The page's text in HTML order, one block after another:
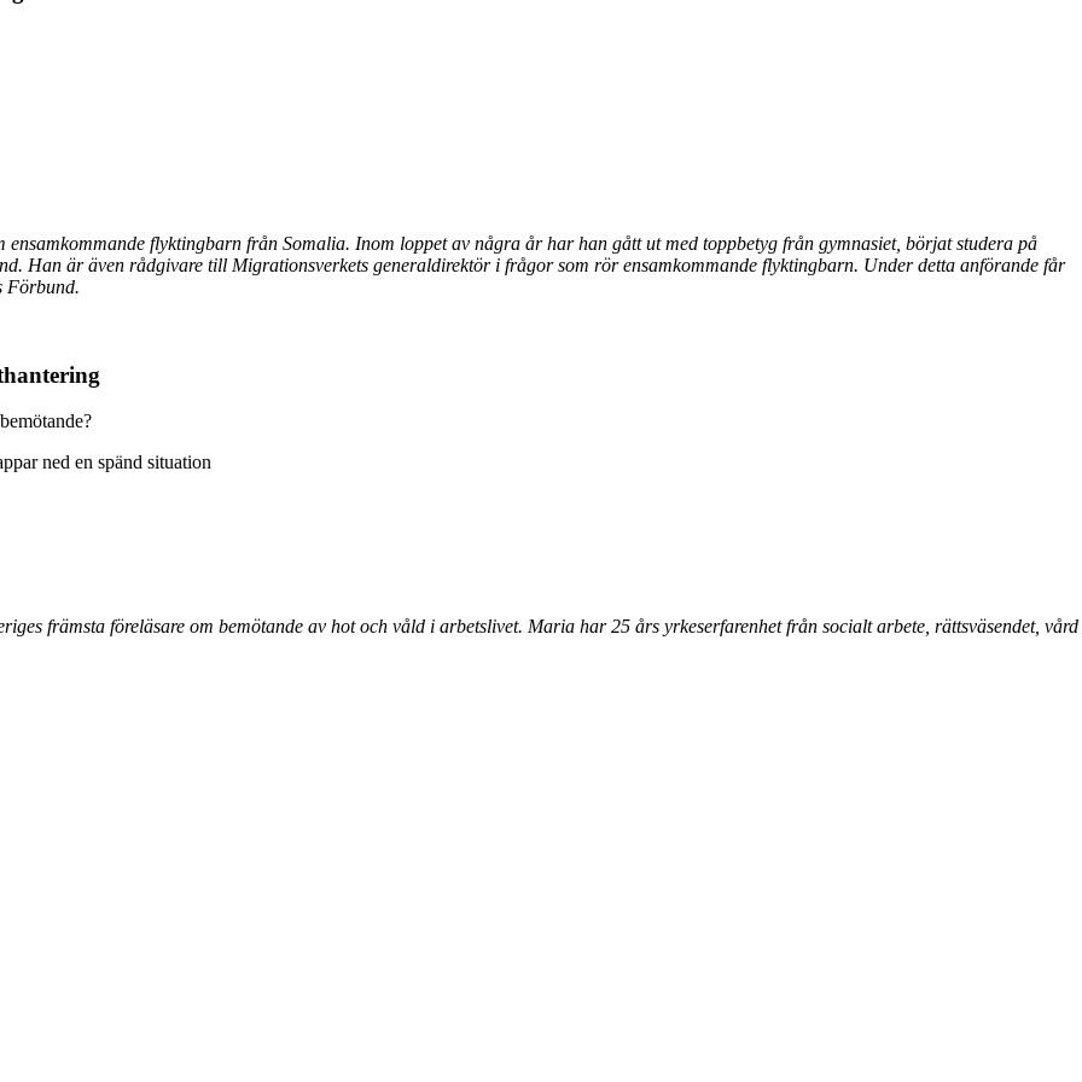
flyktingbarn från Somalia. Inom loppet av några år har han gått ut med toppbetyg från gymnasiet, börjat studera på
Han är även rådgivare till Migrationsverkets generaldirektör i frågor som rör ensamkommande flyktingbarn. Under detta anförande får
Förbund.
ned en spänd situation
främsta föreläsare om bemötande av hot och våld i arbetslivet. Maria har 25 års yrkeserfarenhet från socialt arbete, rättsväsendet, vård